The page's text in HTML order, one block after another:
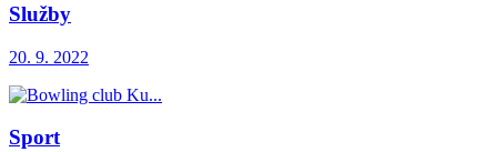
Služby
20. 9. 2022
Sport